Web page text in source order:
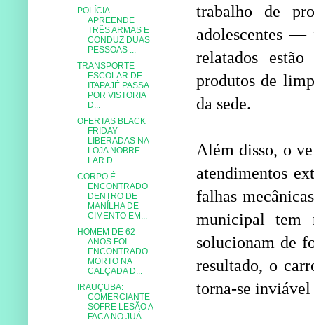
trabalho de
adolescentes —
relatados
produtos de
da sede.
Além disso, o
atendimentos
falhas
municipal tem
solucionam de
resultado, o
torna-se
POLÍCIA
APREENDE
TRÊS ARMAS E
CONDUZ DUAS
PESSOAS ...
TRANSPORTE
ESCOLAR DE
ITAPAJÉ PASSA
POR VISTORIA
D...
OFERTAS BLACK
FRIDAY
LIBERADAS NA
LOJA NOBRE
LAR D...
CORPO É
ENCONTRADO
DENTRO DE
MANÍLHA DE
CIMENTO EM...
HOMEM DE 62
ANOS FOI
ENCONTRADO
MORTO NA
CALÇADA D...
IRAUÇUBA:
COMERCIANTE
SOFRE LESÃO A
FACA NO JUÁ